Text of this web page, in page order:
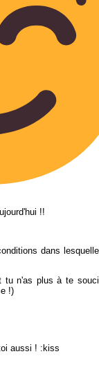
!!
dans
tu n'as plus à te
!)
aussi ! :kiss